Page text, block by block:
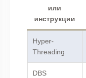
или
инструкции
Hyper-
Threading
DBS